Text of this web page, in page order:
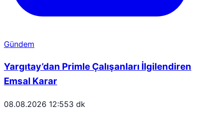
Gündem
Yargıtay’dan Primle Çalışanları İlgilendiren
Emsal Karar
08.08.2026 12:553 dk